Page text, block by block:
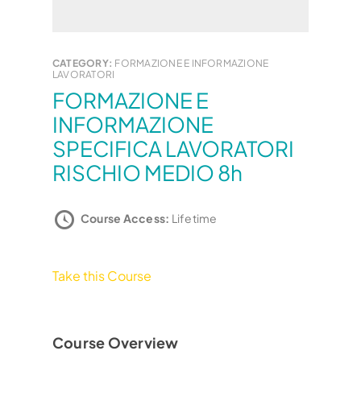
CATEGORY: FORMAZIONE E INFORMAZIONE
LAVORATORI
FORMAZIONE E
INFORMAZIONE
SPECIFICA LAVORATORI
RISCHIO MEDIO 8h
Course Access: Lifetime
Take this Course
Course Overview